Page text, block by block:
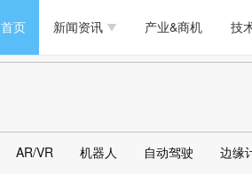
首页 新闻资讯
新能源 人工智能
产业&商机 技
安
PC/周边 软件/工具
马达电机技术 物联网
存储
DLP
AR/VR 机器人 自动驾驶 边缘